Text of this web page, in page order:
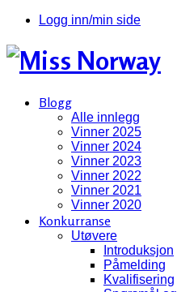
Logg inn/min side
Blogg
Alle innlegg
Vinner 2025
Vinner 2024
Vinner 2023
Vinner 2022
Vinner 2021
Vinner 2020
Konkurranse
Utøvere
Introduksjon
Påmelding
Kvalifisering